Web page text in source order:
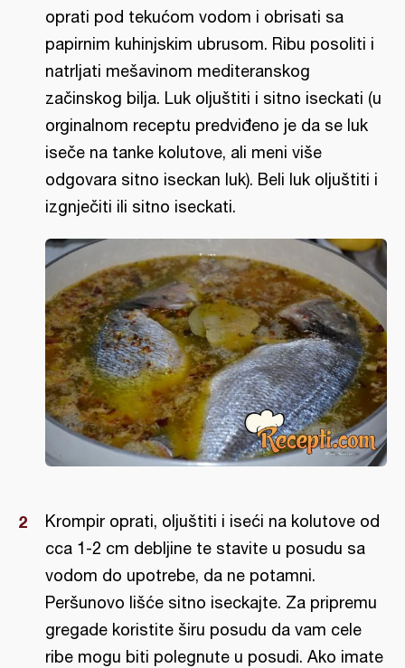
oprati pod tekućom vodom i obrisati sa
papirnim kuhinjskim ubrusom. Ribu posoliti i
natrljati mešavinom mediteranskog
začinskog bilja. Luk oljuštiti i sitno iseckati (u
orginalnom receptu predviđeno je da se luk
iseče na tanke kolutove, ali meni više
odgovara sitno iseckan luk). Beli luk oljuštiti i
izgnječiti ili sitno iseckati.
Krompir oprati, oljuštiti i iseći na kolutove od
cca 1-2 cm debljine te stavite u posudu sa
vodom do upotrebe, da ne potamni.
Peršunovo lišće sitno iseckajte. Za pripremu
gregade koristite širu posudu da vam cele
ribe mogu biti polegnute u posudi. Ako imate